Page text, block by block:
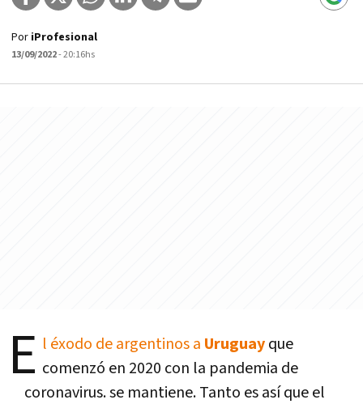
Por iProfesional
13/09/2022- 20:16hs
E l éxodo de argentinos a Uruguayque
comenzó en 2020 con la pandemia de
coronavirus. se mantiene. Tanto es así que el